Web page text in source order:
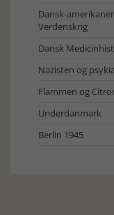
Dansk-
Verdenskrig
Dansk
Nazisten og
Flammen og
Underdanmark
Berlin 1945